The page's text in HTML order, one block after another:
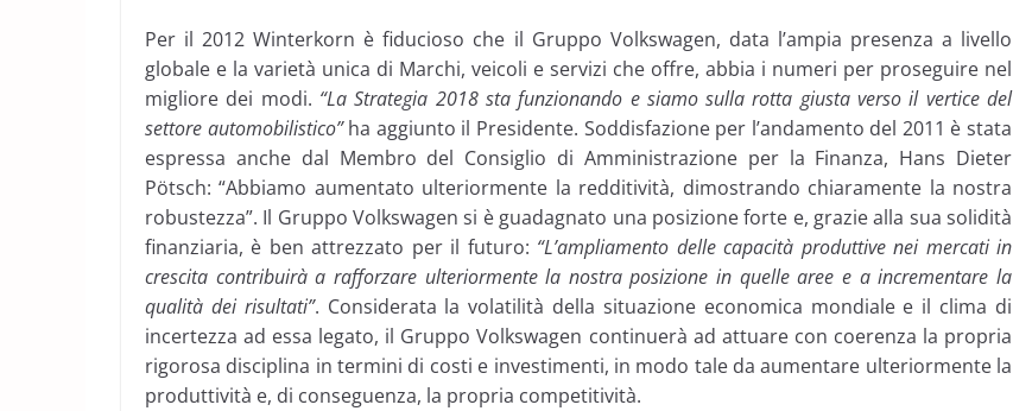
Per il 2012 Winterkorn è fiducioso che il Gruppo Volkswagen, data l’ampia presenza a livello
globale e la varietà unica di Marchi, veicoli e servizi che offre, abbia i numeri per proseguire nel
migliore dei modi. “La Strategia 2018 sta funzionando e siamo sulla rotta giusta verso il vertice del
settore automobilistico”ha aggiunto il Presidente. Soddisfazione per l’andamento del 2011 è stata
espressa anche dal Membro del Consiglio di Amministrazione per la Finanza, Hans Dieter
Pötsch: “Abbiamo aumentato ulteriormente la redditività, dimostrando chiaramente la nostra
robustezza”. Il Gruppo Volkswagen si è guadagnato una posizione forte e, grazie alla sua solidità
finanziaria, è ben attrezzato per il futuro: “L’ampliamento delle capacità produttive nei mercati in
crescita contribuirà a rafforzare ulteriormente la nostra posizione in quelle aree e a incrementare la
qualità dei risultati”. Considerata la volatilità della situazione economica mondiale e il clima di
incertezza ad essa legato, il Gruppo Volkswagen continuerà ad attuare con coerenza la propria
rigorosa disciplina in termini di costi e investimenti, in modo tale da aumentare ulteriormente la
produttività e, di conseguenza, la propria competitività.